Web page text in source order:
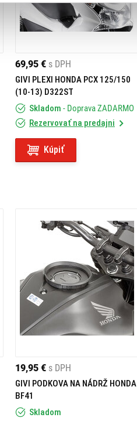
69,95 € s DPH
GIVI PLEXI HONDA PCX 125/150
(10-13) D322ST
Skladom - Doprava ZADARMO
Rezervovať na predajni
Kúpiť
19,95 € s DPH
GIVI PODKOVA NA NÁDRŽ HONDA
BF41
Skladom